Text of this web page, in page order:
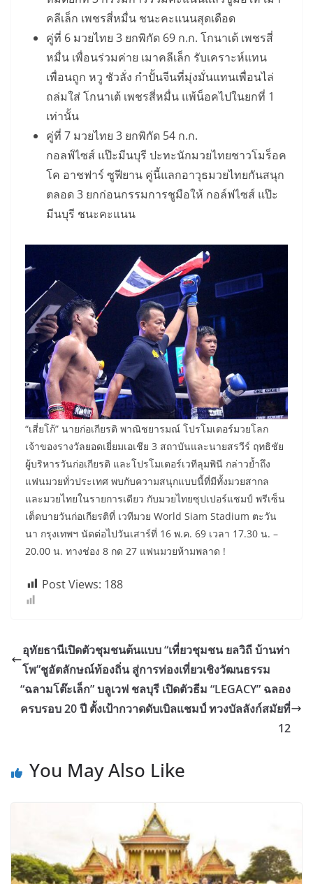
คลีเล็ก เพชรสี่หมื่น ชนะคะแนนสุดเดือด
คู่ที่ 6 มวยไทย 3 ยกพิกัด 69 ก.ก. โกนาเต้ เพชรสี่
หมื่น เพื่อนร่วมค่าย เมาคลีเล็ก รับเคราะห์แทน
เพื่อนถูก หวู ชัวลั่ง กำปั้นจีนที่มุ่งมั่นแทนเพื่อนไล่
ถล่มใส่ โกนาเต้ เพชรสี่หมื่น แพ้น็อคไปในยกที่ 1
เท่านั้น
คู่ที่ 7 มวยไทย 3 ยกพิกัด 54 ก.ก.
กอลฟ์ไซส์ แป๊ะมีนบุรี ปะทะนักมวยไทยชาวโมร็อค
โค อาชฟาร์ ซูฟียาน คู่นี้แลกอาวุธมวยไทยกันสนุก
ตลอด 3 ยกก่อนกรรมการชูมือให้ กอล์ฟไซส์ แป๊ะ
มีนบุรี ชนะคะแนน
“เสี่ยโก้” นายก่อเกียรติ พาณิชยารมณ์ โปรโมเตอร์มวยโลก
เจ้าของรางวัลยอดเยี่ยมเอเชีย 3 สถาบันและนายสรวีร์ ฤทธิชัย
ผู้บริหารวันก่อเกียรติ และโปรโมเตอร์เวทีลุมพินี กล่าวย้ำถึง
แฟนมวยทั่วประเทศ พบกับความสนุกแบบนี้ที่มีทั้งมวยสากล
และมวยไทยในรายการเดียว กับมวยไทยซุปเปอร์แชมป์ พรีเซ็น
เต็ดบายวันก่อเกียรติที่ เวทีมวย World Siam Stadium ตะวัน
นา กรุงเทพฯ นัดต่อไปวันเสาร์ที่ 16 พ.ค. 69 เวลา 17.30 น. –
20.00 น. ทางช่อง 8 กด 27 แฟนมวยห้ามพลาด !
Post Views: 188
อุทัยธานีเปิดตัวชุมชนต้นแบบ “เที่ยวชุมชน ยลวิถี บ้านท่า
โพ”ชูอัตลักษณ์ท้องถิ่น สู่การท่องเที่ยวเชิงวัฒนธรรม
“ฉลามโต๊ะเล็ก” บลูเวฟ ชลบุรี เปิดตัวธีม “LEGACY” ฉลอง
ครบรอบ 20 ปี ตั้งเป้ากวาดดับเบิลแชมป์ ทวงบัลลังก์สมัยที่
12
You May Also Like